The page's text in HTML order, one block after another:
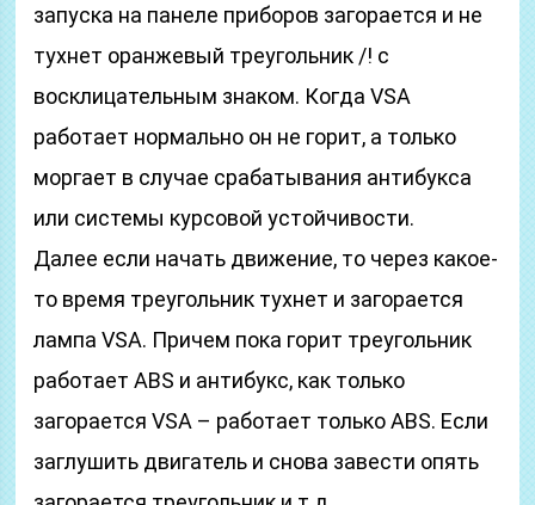
запуска на панеле приборов загорается и не
тухнет оранжевый треугольник /! с
восклицательным знаком. Когда VSA
работает нормально он не горит, а только
моргает в случае срабатывания антибукса
или системы курсовой устойчивости.
Далее если начать движение, то через какое-
то время треугольник тухнет и загорается
лампа VSA. Причем пока горит треугольник
работает ABS и антибукс, как только
загорается VSA – работает только ABS. Если
заглушить двигатель и снова завести опять